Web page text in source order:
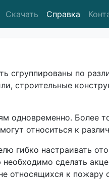
Скачать Справка
сгруппированы по
строительные
одновременно. Более
относиться к
гибко настраивать
сделать
относящихся к пожару